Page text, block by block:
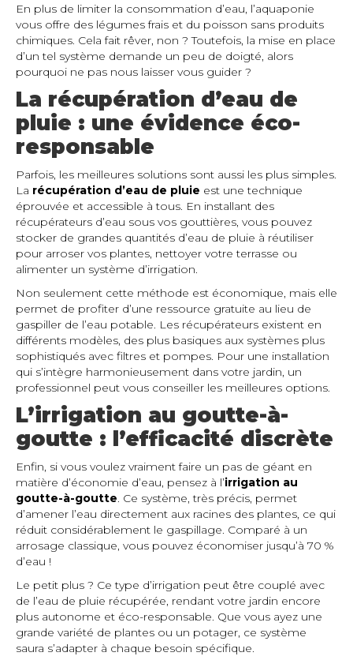
En plus de limiter la consommation d’eau, l’aquaponie
vous offre des légumes frais et du poisson sans produits
chimiques. Cela fait rêver, non ? Toutefois, la mise en place
d’un tel système demande un peu de doigté, alors
pourquoi ne pas nous laisser vous guider ?
La récupération d’eau de
pluie : une évidence éco-
responsable
Parfois, les meilleures solutions sont aussi les plus simples.
La récupération d’eau de pluie est une technique
éprouvée et accessible à tous. En installant des
récupérateurs d’eau sous vos gouttières, vous pouvez
stocker de grandes quantités d’eau de pluie à réutiliser
pour arroser vos plantes, nettoyer votre terrasse ou
alimenter un système d’irrigation.
Non seulement cette méthode est économique, mais elle
permet de profiter d’une ressource gratuite au lieu de
gaspiller de l’eau potable. Les récupérateurs existent en
différents modèles, des plus basiques aux systèmes plus
sophistiqués avec filtres et pompes. Pour une installation
qui s’intègre harmonieusement dans votre jardin, un
professionnel peut vous conseiller les meilleures options.
L’irrigation au goutte-à-
goutte : l’efficacité discrète
Enfin, si vous voulez vraiment faire un pas de géant en
matière d’économie d’eau, pensez à l’irrigation au
goutte-à-goutte. Ce système, très précis, permet
d’amener l’eau directement aux racines des plantes, ce qui
réduit considérablement le gaspillage. Comparé à un
arrosage classique, vous pouvez économiser jusqu’à 70 %
d’eau !
Le petit plus ? Ce type d’irrigation peut être couplé avec
de l’eau de pluie récupérée, rendant votre jardin encore
plus autonome et éco-responsable. Que vous ayez une
grande variété de plantes ou un potager, ce système
saura s’adapter à chaque besoin spécifique.